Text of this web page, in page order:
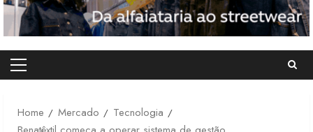
Primary
Home
Mercado
Tecnologia